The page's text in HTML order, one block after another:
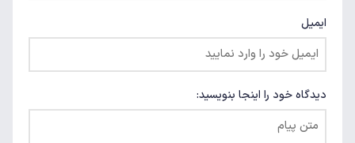
ایمیل
دیدگاه خود را اینجا بنویسید: